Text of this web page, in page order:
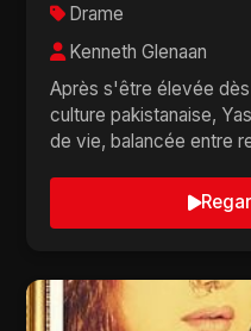
Drame
Kenneth Glenaan
Après s'être élevée
culture pakistanaise,
de vie, balancée entre